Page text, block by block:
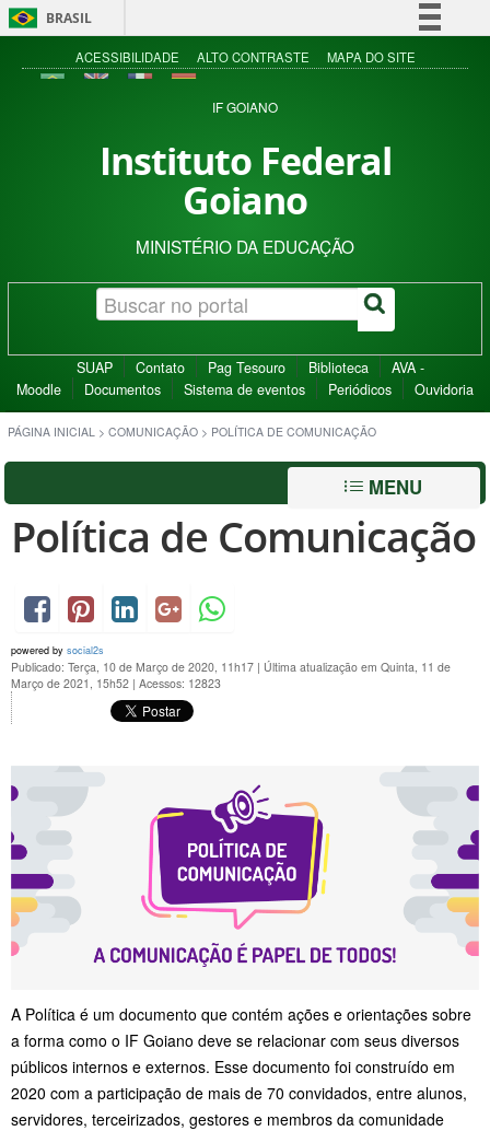
BRASIL
Simplifique!
Acesso à informação
ACESSIBILIDADE ALTO CONTRASTE MAPA DO SITE
IF GOIANO
Instituto Federal
Goiano
MINISTÉRIO DA EDUCAÇÃO
SUAP Contato Pag Tesouro Biblioteca
AVA -
Moodle
Documentos Sistema de eventos Periódicos Ouvidoria
PÁGINA INICIAL > COMUNICAÇÃO > POLÍTICA DE COMUNICAÇÃO
MENU
Política de Comunicação
powered by social2s
Publicado: Terça, 10 de Março de 2020, 11h17 | Última atualização em Quinta, 11 de
Março de 2021, 15h52 | Acessos: 12823
A Política é um documento que contém ações e orientações sobre
a forma como o IF Goiano deve se relacionar com seus diversos
públicos internos e externos. Esse documento foi construído em
2020 com a participação de mais de 70 convidados, entre alunos,
servidores, terceirizados, gestores e membros da comunidade